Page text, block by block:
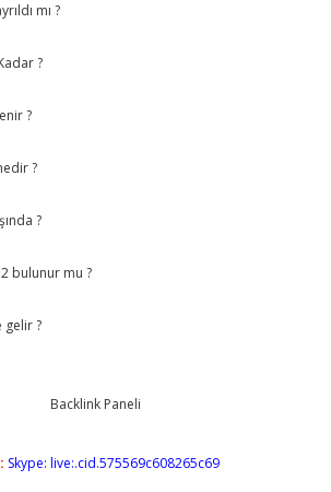
mı ?
?
?
?
?
bulunur mu ?
gelir ?
Skype: live:.cid.575569c608265c69